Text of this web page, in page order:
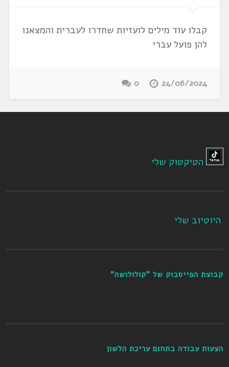
קבלו עוד מילים לועזיות שחדרו לעברית והמצאנו
להן פועל עברי
24/06/2024
0
הטיקטוק שלי
היוטיוב שלי
קבוצת הפייסבוק של "קולולושה"
הצעות עבודה בתחום עריכת הלשון